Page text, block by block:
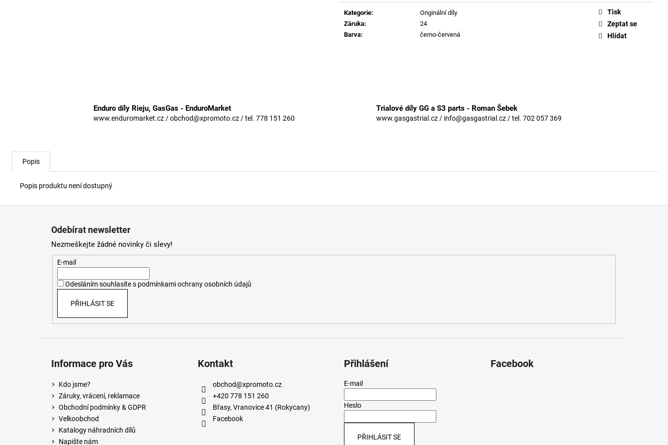
cena:
Kategorie:
Originální díly
Záruka:
24
Barva: černo-červená
Tisk
Zeptat se
Hlídat
Enduro díly Rieju, GasGas - EnduroMarket
www.enduromarket.cz / obchod@xpromoto.cz / tel. 778 151 260
Trialové díly GG a S3 parts - Roman Šebek
www.gasgastrial.cz / info@gasgastrial.cz / tel. 702 057 369
Popis
Popis produktu není dostupný
Odebírat newsletter
Nezmeškejte žádné novinky či slevy!
E-mail
Odesláním souhlasíte s podmínkami ochrany osobních údajů
PŘIHLÁSIT SE
Informace pro Vás
Kdo jsme?
Záruky, vrácení, reklamace
Obchodní podmínky & GDPR
Velkoobchod
Katalogy náhradních dílů
Napište nám
Kontakt
obchod@xpromoto.cz
+420 778 151 260
Břasy, Vranovice 41 (Rokycany)
Facebook
Přihlášení
E-mail
Heslo
PŘIHLÁSIT SE
Facebook